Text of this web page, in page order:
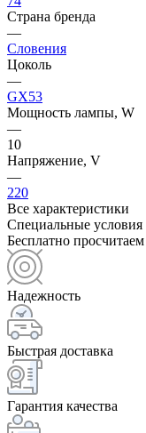
Страна бренда
—
Словения
Цоколь
—
GX53
Мощность лампы, W
—
10
Напряжение, V
—
220
Все характеристики
Специальные условия
Бесплатно
Надежность
Быстрая доставка
Гарантия качества